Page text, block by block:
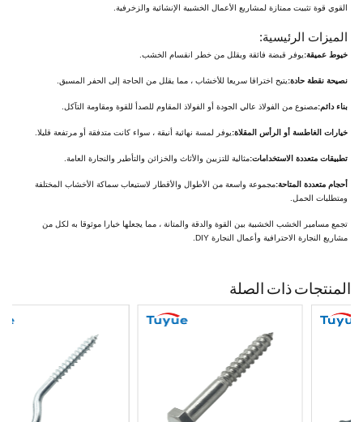
القوي قوة تثبيت ممتازة لمشاريع الأعمال الخشبية الإنشائية والزخرفية.
الميزات الرئيسية:
خيوط عميقة:يوفر قبضة فائقة ويقلل من خطر انقسام الخشب.
نصيحة نقطة حادة:يتيح اختراقا سريعا للأخشاب ، مما يقلل من الحاجة إلى الحفر المسبق.
بناء دائم:مصنوع من الفولاذ عالي الجودة أو الفولاذ المقاوم للصدأ للقوة ومقاومة التآكل.
خيارات الغاطسة أو الرأس المقلاة:يوفر لمسة نهائية أنيقة ، سواء كانت متدفقة أو مرتفعة قليلا.
تطبيقات متعددة الاستخدامات:مثالية للتزيين والأثاث والخزائن والتأطير والنجارة العامة.
أحجام متعددة المتاحة:مجموعة واسعة من الأطوال والأقطار لاستيعاب سماكة الأخشاب المختلفة
ومتطلبات الحمل.
تجمع مسامير الخشب الخشبية بين القوة والدقة والمتانة ، مما يجعلها خيارا موثوقا به لكل من
مشاريع النجارة الاحترافية وأعمال النجارة DIY.
المنتجات ذات الصلة